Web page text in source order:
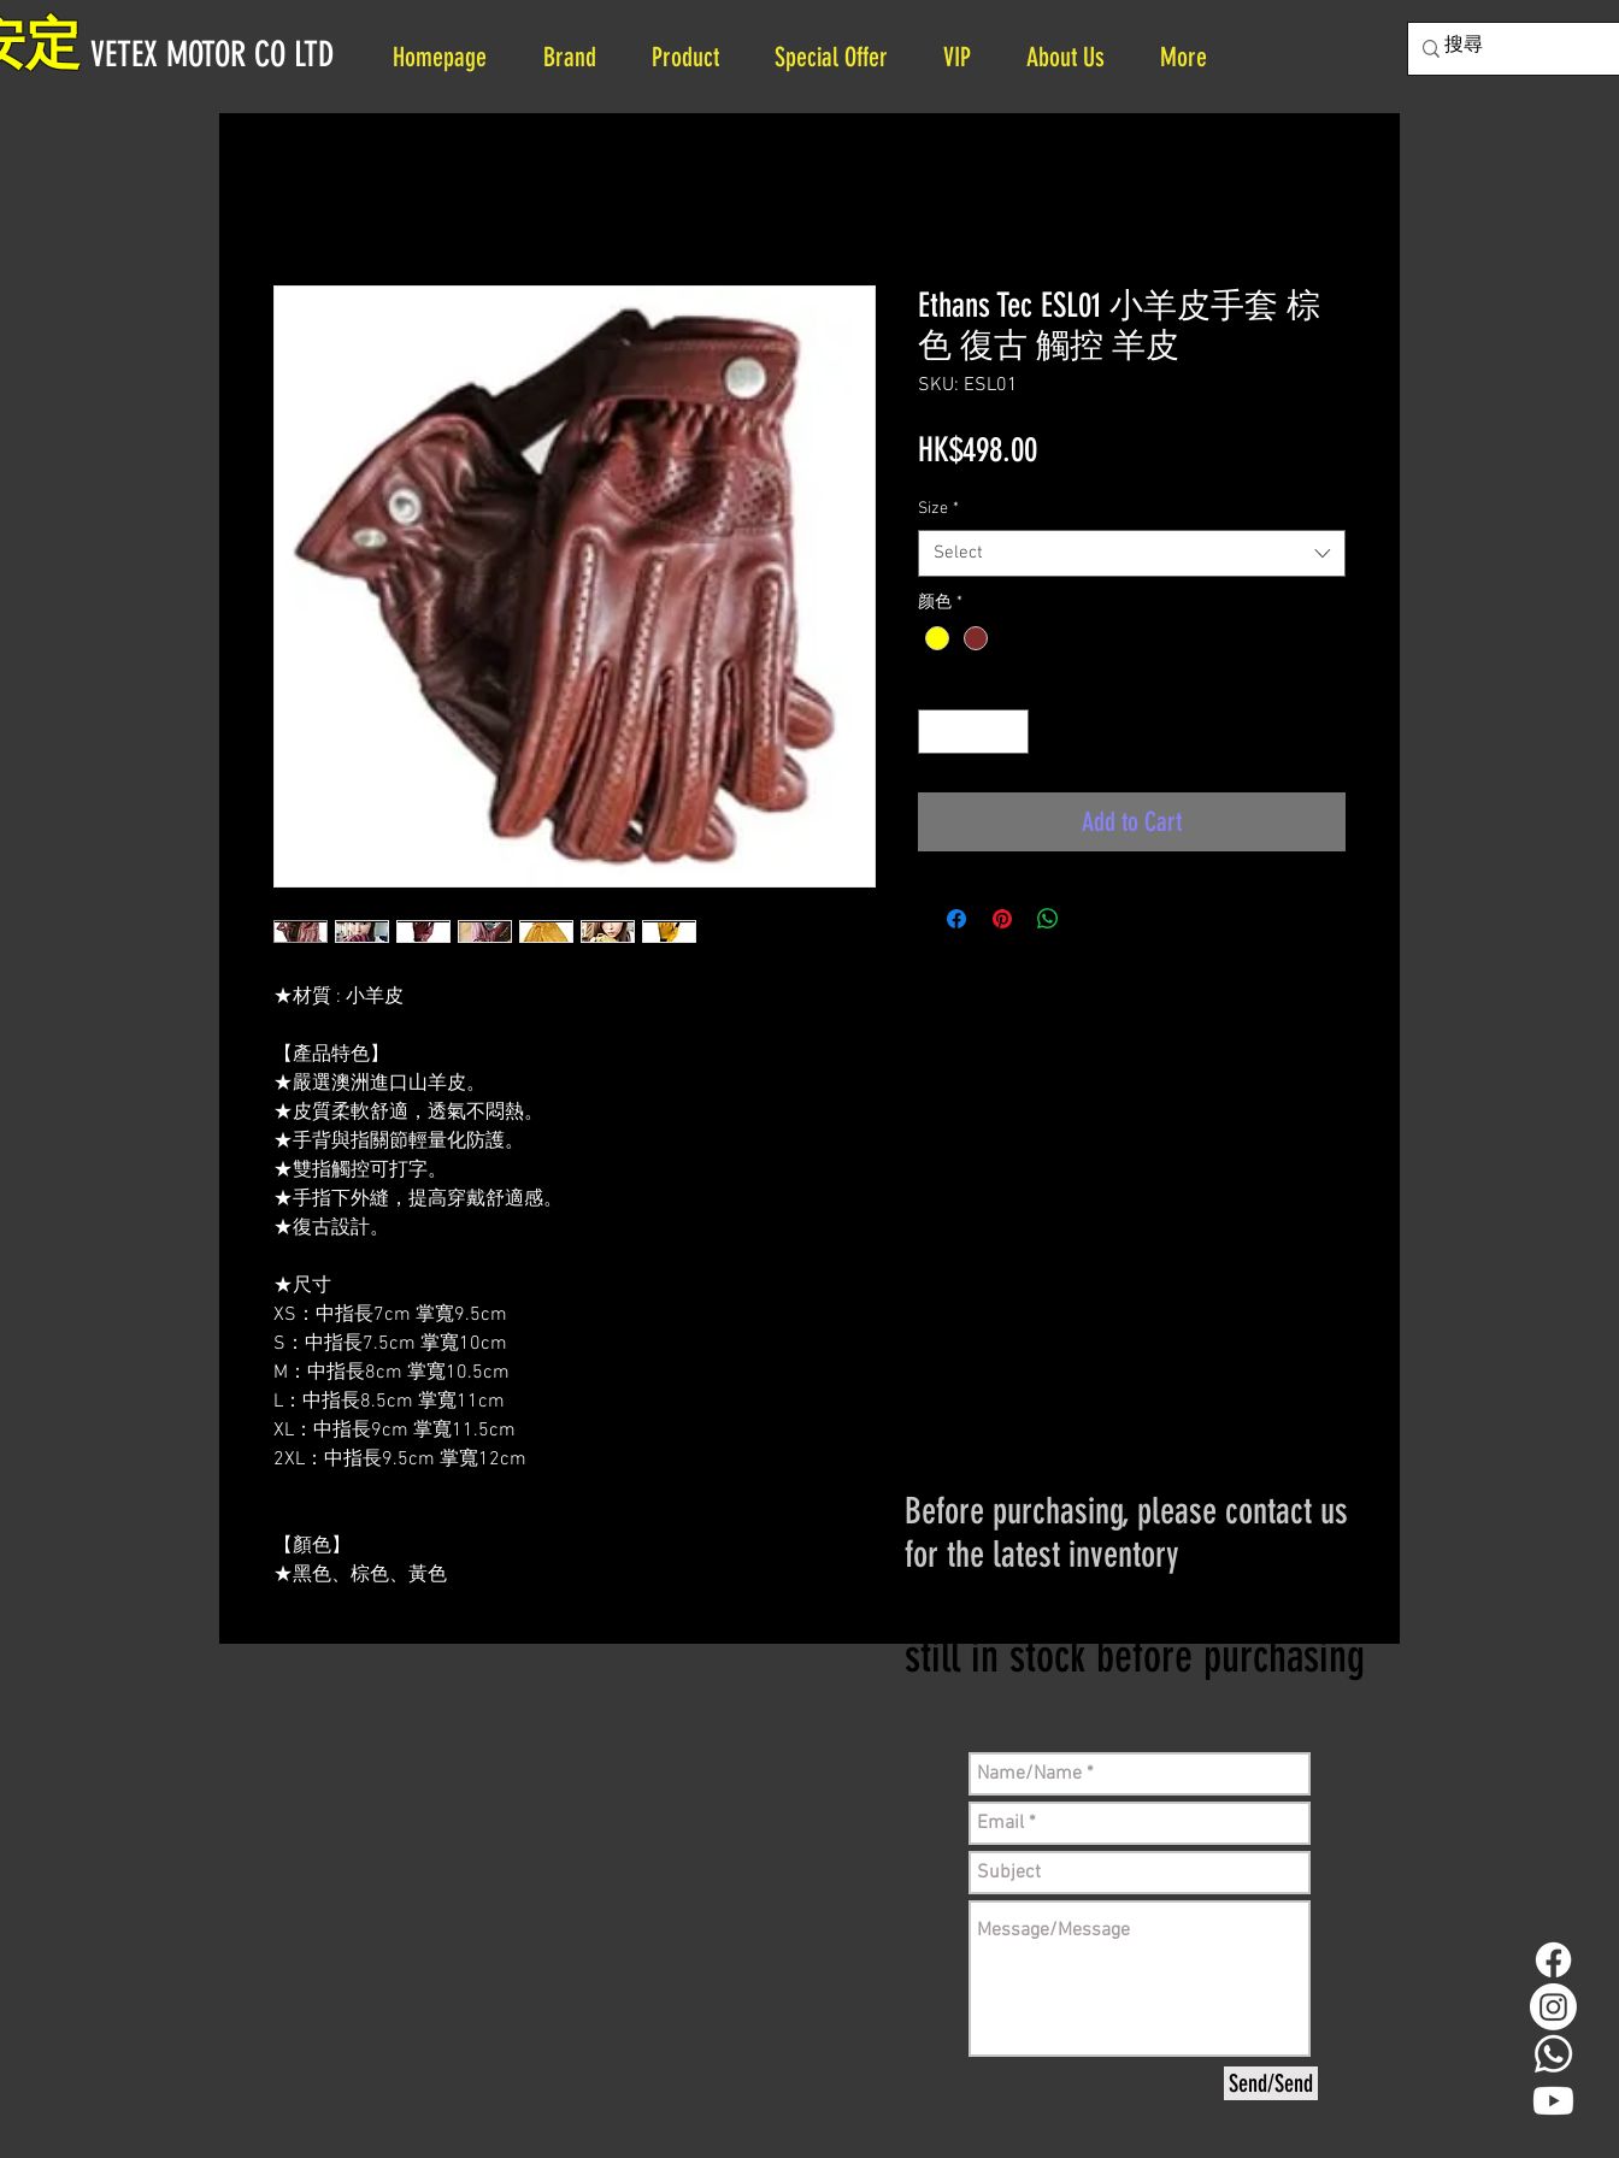
Homepage Brand Product Special Offer VIP About Us More
定 VETEX MOTOR CO LTD
★材質 : 小羊皮
【產品特色】
★嚴選澳洲進口山羊皮。
★皮質柔軟舒適，透氣不悶熱。
★手背與指關節輕量化防護。
★雙指觸控可打字。
★手指下外縫，提高穿戴舒適感。
★復古設計。
★尺寸
XS：中指長7cm 掌寬9.5cm
S：中指長7.5cm 掌寬10cm
M：中指長8cm 掌寬10.5cm
L：中指長8.5cm 掌寬11cm
XL：中指長9cm 掌寬11.5cm
2XL：中指長9.5cm 掌寬12cm
【顏色】
★黑色、棕色、黃色
Ethans Tec ESL01 小羊皮手套 棕
色 復古 觸控 羊皮
SKU: ESL01
HK$498.00Price
Size *
Select
颜色 *
Add to Cart
Before purchasing, please contact us
for the latest inventory
still in stock before purchasing
Send/Send